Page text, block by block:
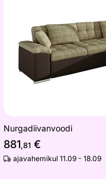
Nurgadiivanvoodi
881,81€
ajavahemikul 11.09 - 18.09